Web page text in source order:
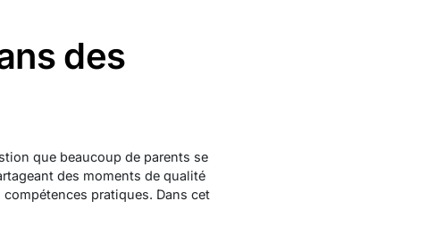
des
que beaucoup de parents se
des moments de qualité
pratiques. Dans cet